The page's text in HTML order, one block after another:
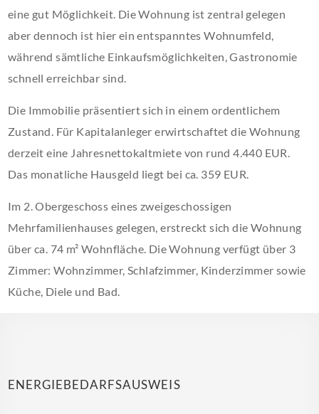
eine gut Möglichkeit. Die Wohnung ist zentral gelegen
aber dennoch ist hier ein entspanntes Wohnumfeld,
während sämtliche Einkaufsmöglichkeiten, Gastronomie
schnell erreichbar sind.
Die Immobilie präsentiert sich in einem ordentlichem
Zustand. Für Kapitalanleger erwirtschaftet die Wohnung
derzeit eine Jahresnettokaltmiete von rund 4.440 EUR.
Das monatliche Hausgeld liegt bei ca. 359 EUR.
Im 2. Obergeschoss eines zweigeschossigen
Mehrfamilienhauses gelegen, erstreckt sich die Wohnung
über ca. 74 m² Wohnfläche. Die Wohnung verfügt über 3
Zimmer: Wohnzimmer, Schlafzimmer, Kinderzimmer sowie
Küche, Diele und Bad.
ENERGIEBEDARFSAUSWEIS